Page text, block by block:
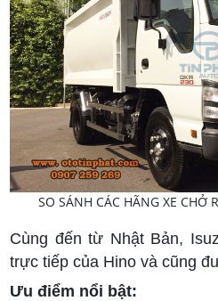
SO SÁNH CÁC HÃNG XE CHỞ
Cùng đến từ Nhật Bản,
trực tiếp của Hino và cũng
Ưu điểm nổi bật: